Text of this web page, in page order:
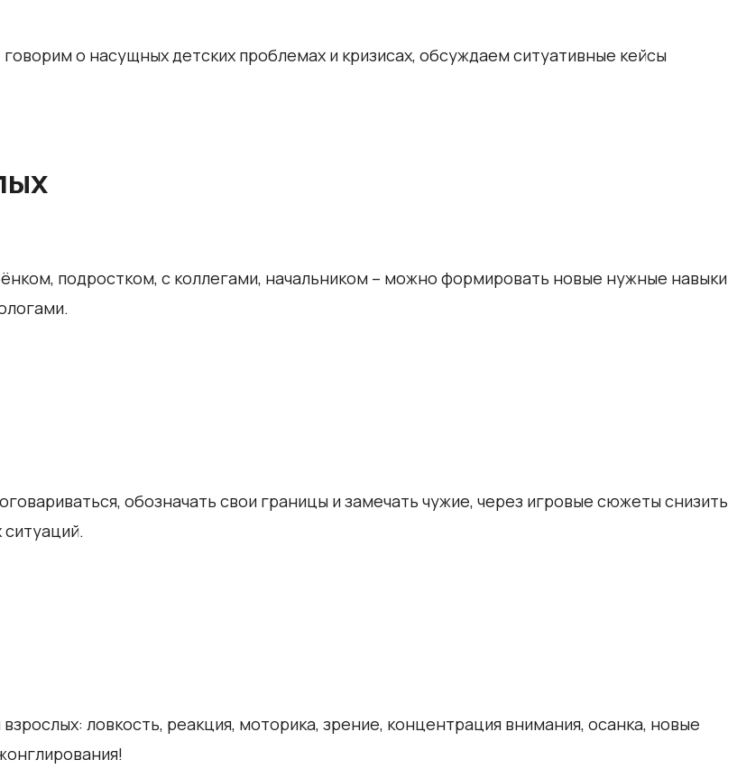
о насущных детских проблемах и кризисах, обсуждаем ситуативные кейсы
подростком, с коллегами, начальником – можно формировать новые нужные навыки
обозначать свои границы и замечать чужие, через игровые сюжеты снизить
ловкость, реакция, моторика, зрение, концентрация внимания, осанка, новые